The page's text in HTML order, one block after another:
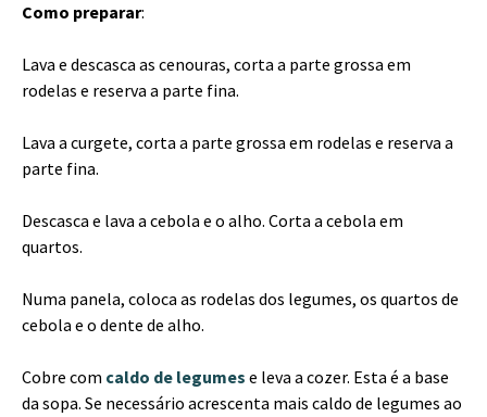
Como preparar:
Lava e descasca as cenouras, corta a parte grossa em
rodelas e reserva a parte fina.
Lava a curgete, corta a parte grossa em rodelas e reserva a
parte fina.
Descasca e lava a cebola e o alho. Corta a cebola em
quartos.
Numa panela, coloca as rodelas dos legumes, os quartos de
cebola e o dente de alho.
Cobre com caldo de legumes e leva a cozer. Esta é a base
da sopa. Se necessário acrescenta mais caldo de legumes ao